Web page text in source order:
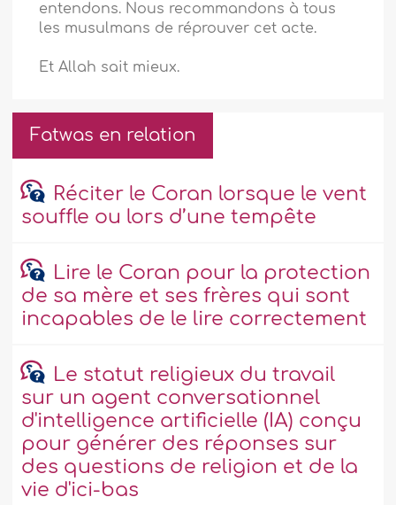
entendons. Nous recommandons à tous
les musulmans de réprouver cet acte.
Et Allah sait mieux.
Fatwas en relation
Réciter le Coran lorsque le vent
souffle ou lors d’une tempête
Lire le Coran pour la protection
de sa mère et ses frères qui sont
incapables de le lire correctement
Le statut religieux du travail
sur un agent conversationnel
d'intelligence artificielle (IA) conçu
pour générer des réponses sur
des questions de religion et de la
vie d'ici-bas